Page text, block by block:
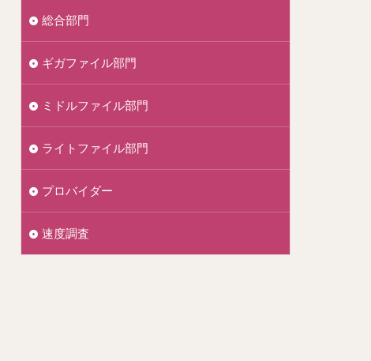
総合部門
ギガファイル部門
ミドルファイル部門
ライトファイル部門
プロバイダー
速度調査